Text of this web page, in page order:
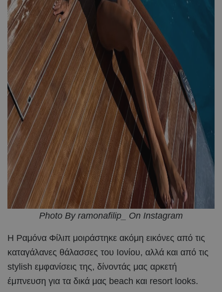
Photo By ramonafilip_ On Instagram
Η Ραμόνα Φίλιπ μοιράστηκε ακόμη εικόνες από τις
καταγάλανες θάλασσες του Ιονίου, αλλά και από τις
stylish εμφανίσεις της, δίνοντάς μας αρκετή
έμπνευση για τα δικά μας beach και resort looks.